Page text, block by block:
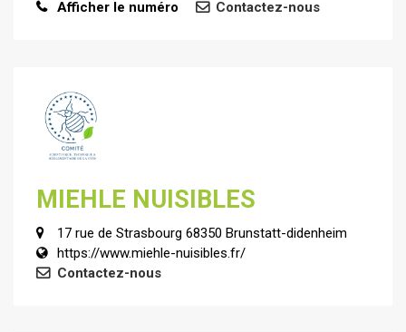
Afficher le numéro
Contactez-nous
MIEHLE NUISIBLES
17 rue de Strasbourg 68350 Brunstatt-didenheim
https://www.miehle-nuisibles.fr/
Contactez-nous